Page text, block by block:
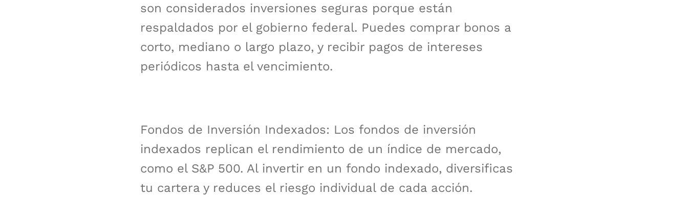
son considerados inversiones seguras porque están
respaldados por el gobierno federal. Puedes comprar bonos a
corto, mediano o largo plazo, y recibir pagos de intereses
periódicos hasta el vencimiento.
Fondos de Inversión Indexados: Los fondos de inversión
indexados replican el rendimiento de un índice de mercado,
como el S&P 500. Al invertir en un fondo indexado, diversificas
tu cartera y reduces el riesgo individual de cada acción.